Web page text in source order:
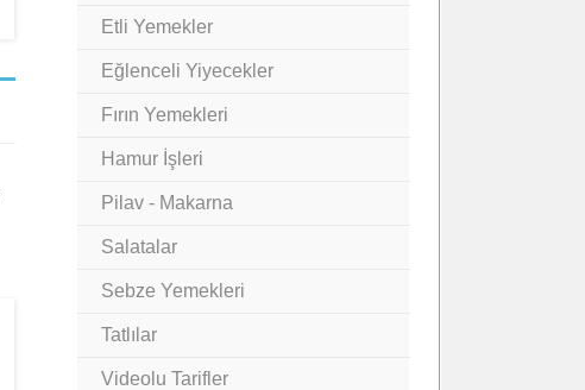
Etli Yemekler
Eğlenceli Yiyecekler
Fırın Yemekleri
Hamur İşleri
Pilav - Makarna
Salatalar
Sebze Yemekleri
Tatlılar
Videolu Tarifler